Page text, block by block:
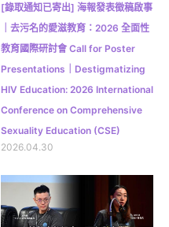
[錄取通知已寄出] 海報發表徵稿啟事
｜去污名的愛滋教育：2026 全面性
教育國際研討會 Call for Poster
Presentations｜Destigmatizing
HIV Education: 2026 International
Conference on Comprehensive
Sexuality Education (CSE)
2026.04.30